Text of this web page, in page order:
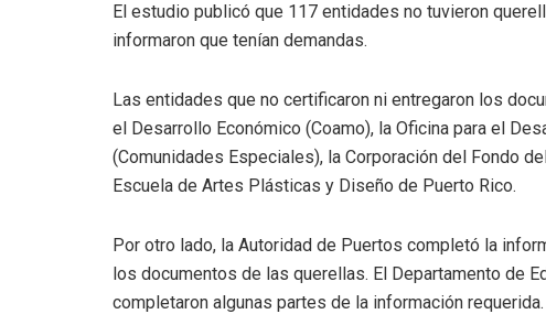
El estudio publicó que 117 entidades no tuvieron
informaron que tenían demandas.
Las entidades que no certificaron ni entregaron los
el Desarrollo Económico (Coamo), la Oficina para el
(Comunidades Especiales), la Corporación del Fondo
Escuela de Artes Plásticas y Diseño de Puerto Rico.
Por otro lado, la Autoridad de Puertos completó la
los documentos de las querellas. El Departamento de
completaron algunas partes de la información requerida.